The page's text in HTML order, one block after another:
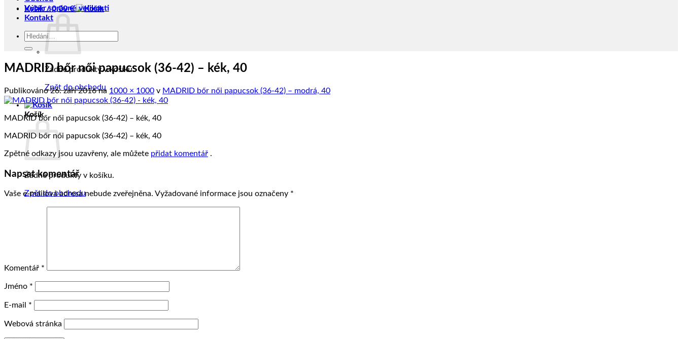
Košík /0,00€
Žádné produkty v košíku.
Zpět do obchodu
Košík
Žádné produkty v košíku.
Zpět do obchodu
Výběr správné velikosti
Kontakt
Hledat:
MADRID bőr női papucsok (36-42) – kék, 40
Publikováno26. září 2016na 1000 × 1000 v MADRID bőr női papucsok (36-42) – modrá, 40
MADRID bőr női papucsok (36-42) – kék, 40
MADRID bőr női papucsok (36-42) – kék, 40
Zpětné odkazy jsou uzavřeny, ale můžete přidat komentář .
Napsat komentář
Vaše e-mailová adresa nebude zveřejněna. Vyžadované informace jsou označeny *
Komentář *
Jméno *
E-mail *
Webová stránka